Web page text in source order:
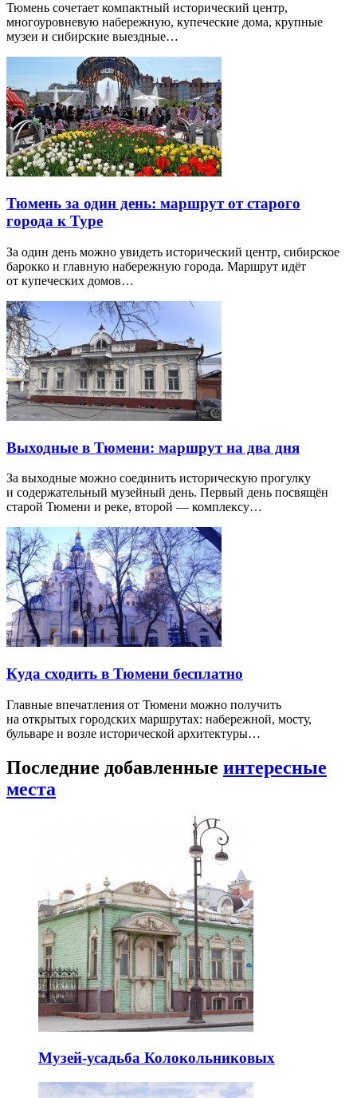
Тюмень сочетает компактный исторический центр,
многоуровневую набережную, купеческие дома, крупные
музеи и сибирские выездные…
Тюмень за один день: маршрут от старого
города к Туре
За один день можно увидеть исторический центр, сибирское
барокко и главную набережную города. Маршрут идёт
от купеческих домов…
Выходные в Тюмени: маршрут на два дня
За выходные можно соединить историческую прогулку
и содержательный музейный день. Первый день посвящён
старой Тюмени и реке, второй — комплексу…
Куда сходить в Тюмени бесплатно
Главные впечатления от Тюмени можно получить
на открытых городских маршрутах: набережной, мосту,
бульваре и возле исторической архитектуры…
Последние добавленные интересные
места
Музей-усадьба Колокольниковых